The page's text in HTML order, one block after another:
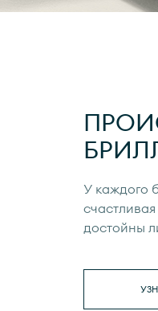
У каждого
достойны